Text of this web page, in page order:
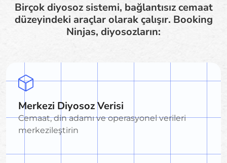
Birçok diyosoz sistemi, bağlantısız cemaat
düzeyindeki araçlar olarak çalışır. Booking
Ninjas, diyosozların:
Merkezi Diyosoz Verisi
Cemaat, din adamı ve operasyonel verileri
merkezileştirin